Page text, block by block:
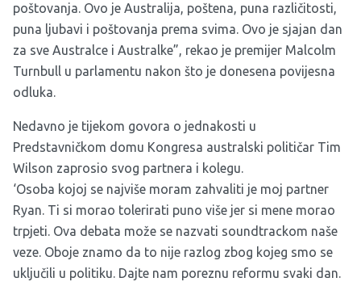
poštovanja. Ovo je Australija, poštena, puna različitosti,
puna ljubavi i poštovanja prema svima. Ovo je sjajan dan
za sve Australce i Australke”, rekao je premijer Malcolm
Turnbull u parlamentu nakon što je donesena povijesna
odluka.
Nedavno je tijekom govora o jednakosti u
Predstavničkom domu Kongresa australski političar Tim
Wilson zaprosio svog partnera i kolegu.
‘Osoba kojoj se najviše moram zahvaliti je moj partner
Ryan. Ti si morao tolerirati puno više jer si mene morao
trpjeti. Ova debata može se nazvati soundtrackom naše
veze. Oboje znamo da to nije razlog zbog kojeg smo se
uključili u politiku. Dajte nam poreznu reformu svaki dan.